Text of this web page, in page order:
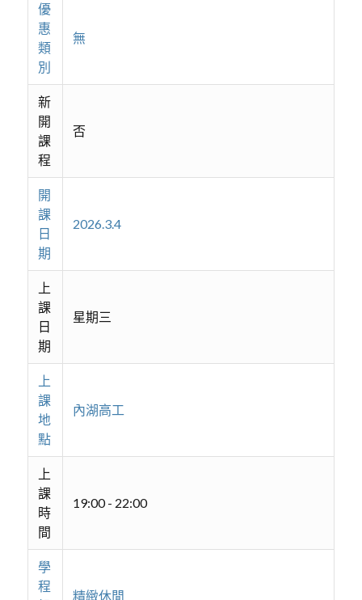
優
惠
類
別
無
新
開
課
程
否
開
課
日
期
2026.3.4
上
課
日
期
星期三
上
課
地
點
內湖高工
上
課
時
間
19:00 - 22:00
學
程
精緻休閒